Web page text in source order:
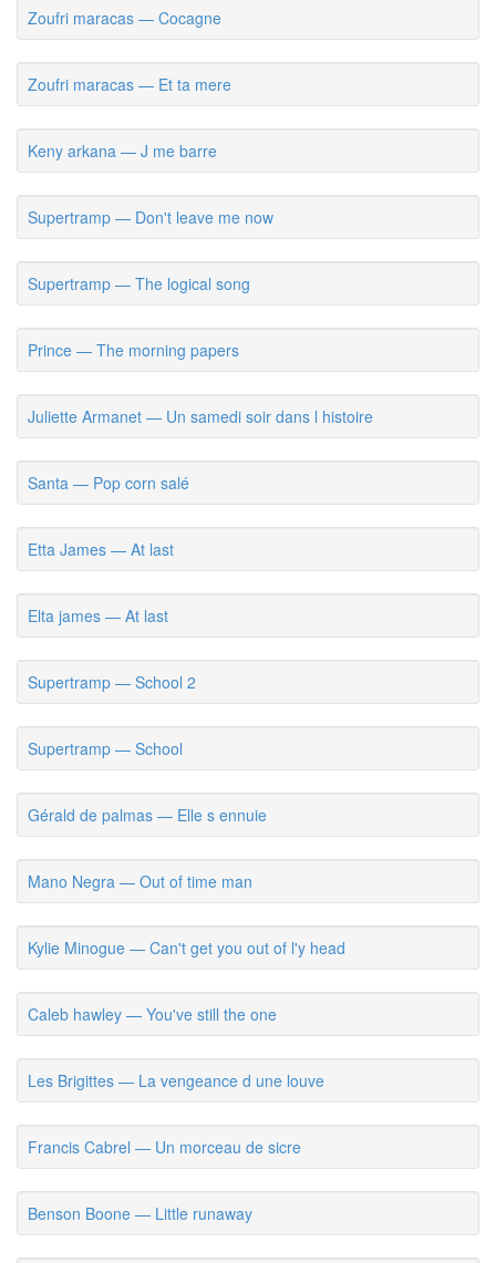
Zoufri maracas — Cocagne
Zoufri maracas — Et ta mere
Keny arkana — J me barre
Supertramp — Don't leave me now
Supertramp — The logical song
Prince — The morning papers
Juliette Armanet — Un samedi soir dans l histoire
Santa — Pop corn salé
Etta James — At last
Elta james — At last
Supertramp — School 2
Supertramp — School
Gérald de palmas — Elle s ennuie
Mano Negra — Out of time man
Kylie Minogue — Can't get you out of l'y head
Caleb hawley — You've still the one
Les Brigittes — La vengeance d une louve
Francis Cabrel — Un morceau de sicre
Benson Boone — Little runaway